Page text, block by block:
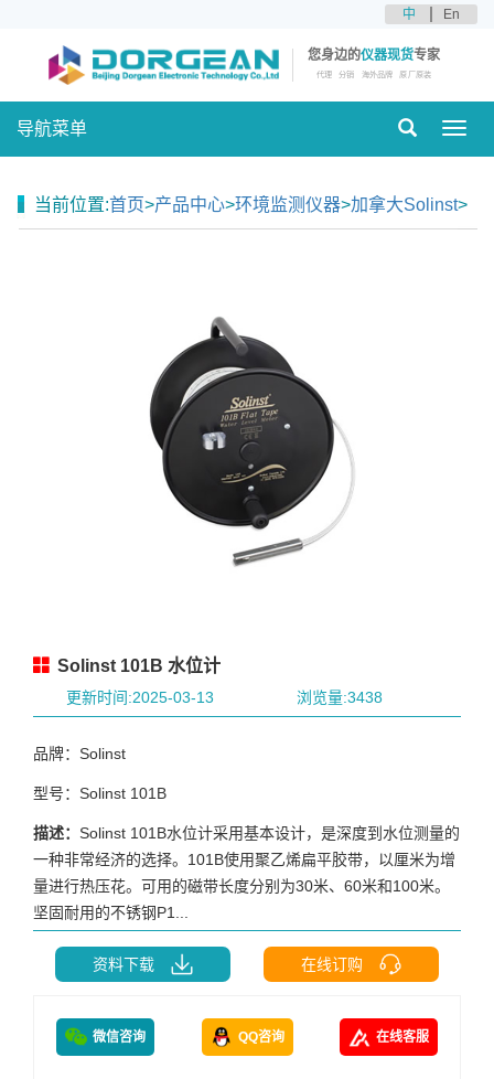
中 En
您身边的仪器现货专家
代理 分销 海外品牌 原厂原装
导航菜单
当前位置:首页>产品中心>环境监测仪器>加拿大Solinst>
Solinst 101B 水位计
更新时间:2025-03-13 浏览量:3438
品牌：Solinst
型号：Solinst 101B
描述： Solinst 101B水位计采用基本设计，是深度到水位测量的
一种非常经济的选择。101B使用聚乙烯扁平胶带，以厘米为增
量进行热压花。可用的磁带长度分别为30米、60米和100米。
坚固耐用的不锈钢P1...
资料下载 在线订购
微信咨询 QQ咨询 在线客服